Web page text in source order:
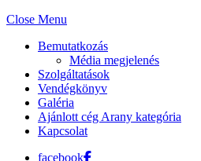
Close Menu
Bemutatkozás
Média megjelenés
Szolgáltatások
Vendégkönyv
Galéria
Ajánlott cég Arany kategória
Kapcsolat
facebook